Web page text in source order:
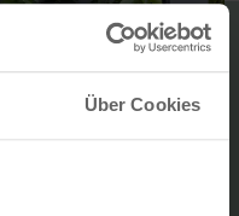
Über Cookies